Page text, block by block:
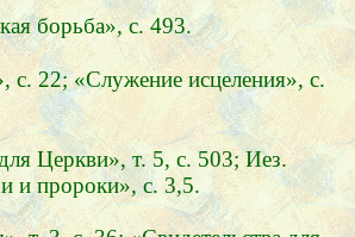
борьба», с. 493.
с. 22; «Служение исцеления», с.
Церкви», т. 5, с. 503; Иез.
и пророки», с. 3,5.